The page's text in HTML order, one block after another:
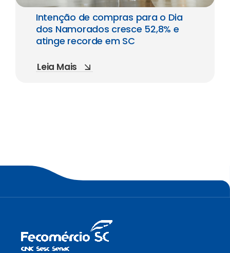
Intenção de compras para o Dia
dos Namorados cresce 52,8% e
atinge recorde em SC
Leia Mais